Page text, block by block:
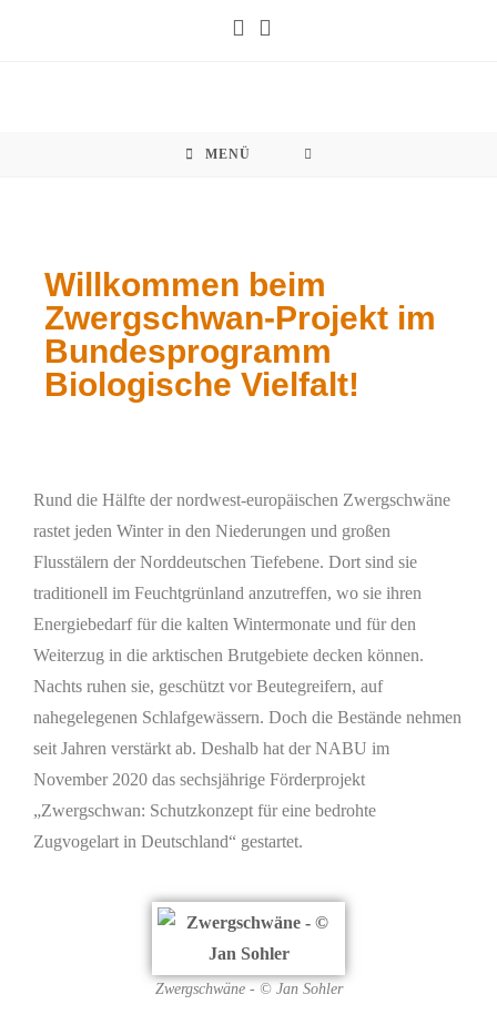
MENÜ
Willkommen beim
Zwergschwan-Projekt im
Bundesprogramm
Biologische Vielfalt!
Rund die Hälfte der nordwest-europäischen Zwergschwäne
rastet jeden Winter in den Niederungen und großen
Flusstälern der Norddeutschen Tiefebene. Dort sind sie
traditionell im Feuchtgrünland anzutreffen, wo sie ihren
Energiebedarf für die kalten Wintermonate und für den
Weiterzug in die arktischen Brutgebiete decken können.
Nachts ruhen sie, geschützt vor Beutegreifern, auf
nahegelegenen Schlafgewässern. Doch die Bestände nehmen
seit Jahren verstärkt ab. Deshalb hat der NABU im
November 2020 das sechsjährige Förderprojekt
„Zwergschwan: Schutzkonzept für eine bedrohte
Zugvogelart in Deutschland“ gestartet.
Zwergschwäne - © Jan Sohler